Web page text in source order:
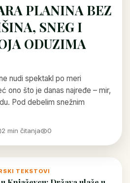
PLANINA BEZ
SNEG I
ODUZIMA
nudi spektakl po meri
ono što je danas najređe – mir,
Pod debelim snežnim
2 min čitanja 0
TEKSTOVI